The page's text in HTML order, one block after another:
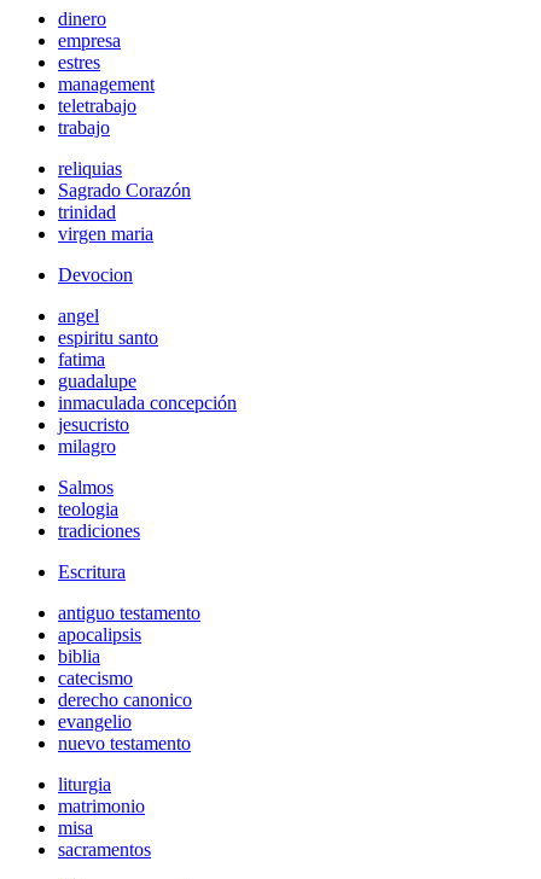
dinero
empresa
estres
management
teletrabajo
trabajo
reliquias
Sagrado Corazón
trinidad
virgen maria
Devocion
angel
espiritu santo
fatima
guadalupe
inmaculada concepción
jesucristo
milagro
Salmos
teologia
tradiciones
Escritura
antiguo testamento
apocalipsis
biblia
catecismo
derecho canonico
evangelio
nuevo testamento
liturgia
matrimonio
misa
sacramentos